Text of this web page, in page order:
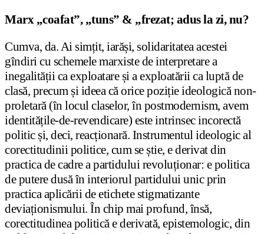
Marx „coafat”, „tuns” & „frezat; adus la zi, nu?
Cumva, da. Ai simțit, iarăși, solidaritatea acestei
gîndiri cu schemele marxiste de interpretare a
inegalității ca exploatare și a exploatării ca luptă de
clasă, precum și ideea că orice poziție ideologică non-
proletară (în locul claselor, în postmodernism, avem
identitățile-de-revendicare) este intrinsec incorectă
politic și, deci, reacționară. Instrumentul ideologic al
corectitudinii politice, cum se știe, e derivat din
practica de cadre a partidului revoluționar: e politica
de putere dusă în interiorul partidului unic prin
practica aplicării de etichete stigmatizante
deviaționismului. În chip mai profund, însă,
corectitudinea politică e derivată, epistemologic, din